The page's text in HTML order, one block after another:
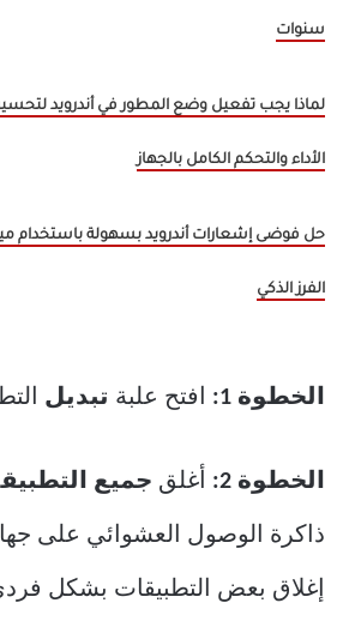
سنوات
لماذا يجب تفعيل وضع المطور في أندرويد
الأداء والتحكم الكامل بالجهاز
حل فوضى إشعارات أندرويد بسهولة باستخدام
الفرز الذكي
الخطوة 1: افتح علبة تبديل
الخطوة 2: أغلق جميع
ذاكرة الوصول العشوائي على
إغلاق بعض التطبيقات بشكل